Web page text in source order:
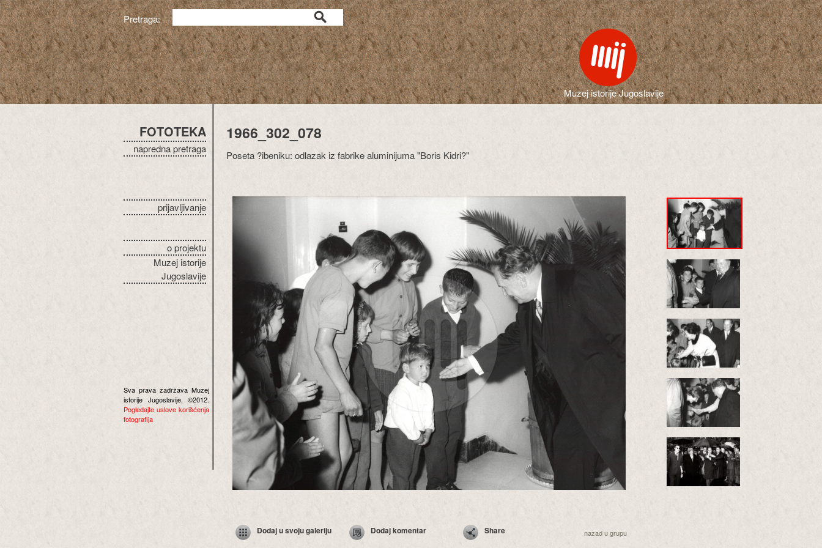
Pretraga:
Muzej istorije Jugoslavije
FOTOTEKA
napredna pretraga
prijavljivanje
o projektu
Muzej istorije
Jugoslavije
Sva prava zadržava Muzej
istorije Jugoslavije, ©2012.
Pogledajte uslove korišćenja
fotografija
1966_302_078
Poseta ?ibeniku: odlazak iz fabrike aluminijuma "Boris Kidri?"
Dodaj u svoju galeriju Dodaj komentar Share nazad u grupu